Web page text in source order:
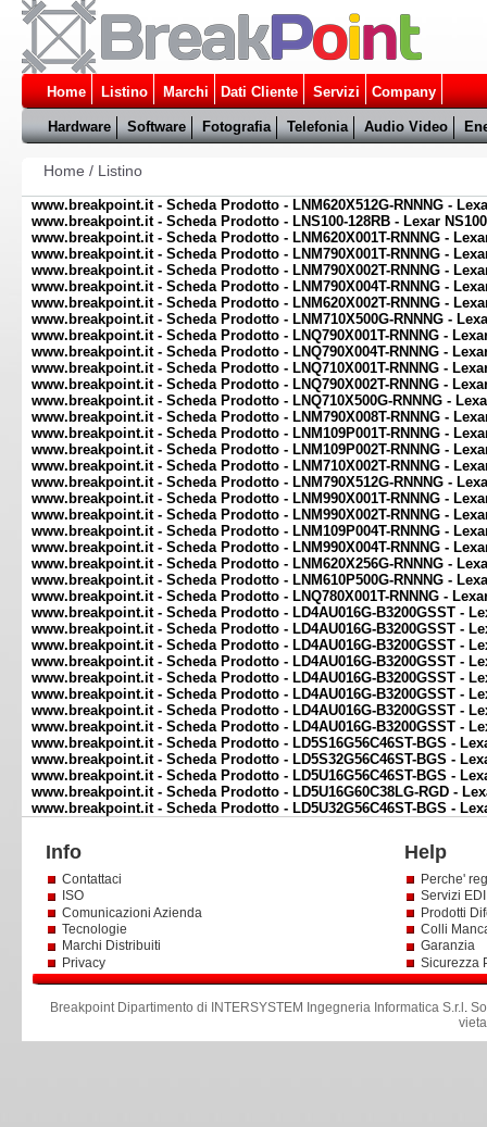
Home Listino Marchi Dati Cliente Servizi Company
Hardware Software Fotografia Telefonia Audio Video
Home / Listino
www.breakpoint.it - Scheda Prodotto - LNM620X512G-RNNNG -
www.breakpoint.it - Scheda Prodotto - LNS100-128RB - Lexar
www.breakpoint.it - Scheda Prodotto - LNM620X001T-RNNNG -
www.breakpoint.it - Scheda Prodotto - LNM790X001T-RNNNG -
www.breakpoint.it - Scheda Prodotto - LNM790X002T-RNNNG -
www.breakpoint.it - Scheda Prodotto - LNM790X004T-RNNNG -
www.breakpoint.it - Scheda Prodotto - LNM620X002T-RNNNG -
www.breakpoint.it - Scheda Prodotto - LNM710X500G-RNNNG -
www.breakpoint.it - Scheda Prodotto - LNQ790X001T-RNNNG -
www.breakpoint.it - Scheda Prodotto - LNQ790X004T-RNNNG -
www.breakpoint.it - Scheda Prodotto - LNQ710X001T-RNNNG -
www.breakpoint.it - Scheda Prodotto - LNQ790X002T-RNNNG -
www.breakpoint.it - Scheda Prodotto - LNQ710X500G-RNNNG -
www.breakpoint.it - Scheda Prodotto - LNM790X008T-RNNNG -
www.breakpoint.it - Scheda Prodotto - LNM109P001T-RNNNG -
www.breakpoint.it - Scheda Prodotto - LNM109P002T-RNNNG -
www.breakpoint.it - Scheda Prodotto - LNM710X002T-RNNNG -
www.breakpoint.it - Scheda Prodotto - LNM790X512G-RNNNG -
www.breakpoint.it - Scheda Prodotto - LNM990X001T-RNNNG -
www.breakpoint.it - Scheda Prodotto - LNM990X002T-RNNNG -
www.breakpoint.it - Scheda Prodotto - LNM109P004T-RNNNG -
www.breakpoint.it - Scheda Prodotto - LNM990X004T-RNNNG -
www.breakpoint.it - Scheda Prodotto - LNM620X256G-RNNNG -
www.breakpoint.it - Scheda Prodotto - LNM610P500G-RNNNG -
www.breakpoint.it - Scheda Prodotto - LNQ780X001T-RNNNG -
www.breakpoint.it - Scheda Prodotto - LD4AU016G-B3200GSST -
www.breakpoint.it - Scheda Prodotto - LD4AU016G-B3200GSST -
www.breakpoint.it - Scheda Prodotto - LD4AU016G-B3200GSST -
www.breakpoint.it - Scheda Prodotto - LD4AU016G-B3200GSST -
www.breakpoint.it - Scheda Prodotto - LD4AU016G-B3200GSST -
www.breakpoint.it - Scheda Prodotto - LD4AU016G-B3200GSST -
www.breakpoint.it - Scheda Prodotto - LD4AU016G-B3200GSST -
www.breakpoint.it - Scheda Prodotto - LD4AU016G-B3200GSST -
www.breakpoint.it - Scheda Prodotto - LD5S16G56C46ST-BGS -
www.breakpoint.it - Scheda Prodotto - LD5S32G56C46ST-BGS -
www.breakpoint.it - Scheda Prodotto - LD5U16G56C46ST-BGS -
www.breakpoint.it - Scheda Prodotto - LD5U16G60C38LG-RGD -
www.breakpoint.it - Scheda Prodotto - LD5U32G56C46ST-BGS -
Info Help
Contattaci
ISO
Comunicazioni Azienda
Tecnologie
Marchi Distribuiti
Privacy
Perche'
Servizi
Prodotti
Colli
Garanzia
Sicurezza
Breakpoint Dipartimento di INTERSYSTEM Ingegneria Informatica S.r.l .